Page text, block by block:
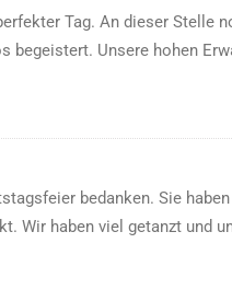
Tag. An dieser Stelle
begeistert. Unsere hohen
bedanken. Sie
Wir haben viel getanzt und